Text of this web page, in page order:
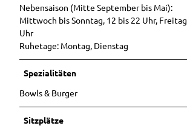
Nebensaison (Mitte September bis Mai):
Mittwoch bis Sonntag, 12 bis 22 Uhr, Freitag
Uhr
Ruhetage: Montag, Dienstag
Spezialitäten
Bowls & Burger
Sitzplätze